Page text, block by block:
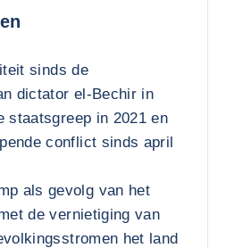
sinds de
dictator el-Bechir in
staatsgreep in 2021 en
conflict sinds april
als gevolg van het
de vernietiging van
het land